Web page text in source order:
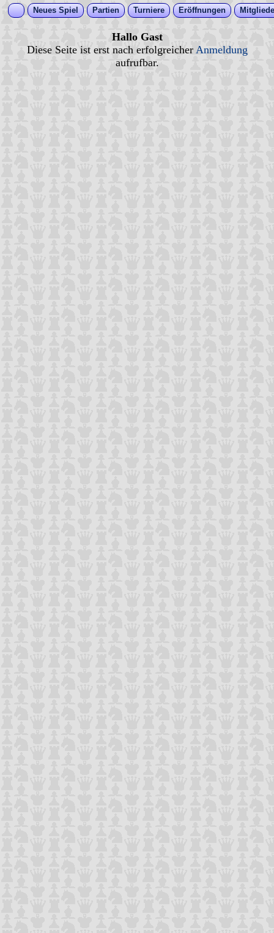
Neues Spiel Partien Turniere Eröffnungen
Hallo Gast
Diese Seite ist erst nach erfolgreicher Anmeldung
aufrufbar.